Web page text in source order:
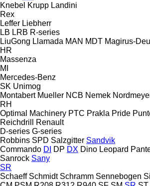
Knebel Krupp Landini
Rex
Leffer Liebherr
LB LRB R-series
LiuGong Llamada MAN MDT Magirus-
HR
Massenza
MI
Mercedes-Benz
SK Unimog
Montabert Mueller NCB Nemek
RH
Optimal Machinery PTC Prakla Pride
Reichdrill
Renault
D-series G-series
Robbins SPD Salzgitter Sandvik
Commando DI DP DX Dino Leopard
Sanrock Sany
SR
Schaeff Schmidt Schramm Sennebogen